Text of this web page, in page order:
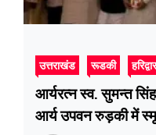
उत्तराखंड रूडकी हरिद्वार
आर्यरत्न स्व. सुमन्त
आर्य उपवन रुड़की में